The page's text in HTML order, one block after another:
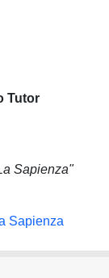
Tutor
Sapienza"
Sapienza